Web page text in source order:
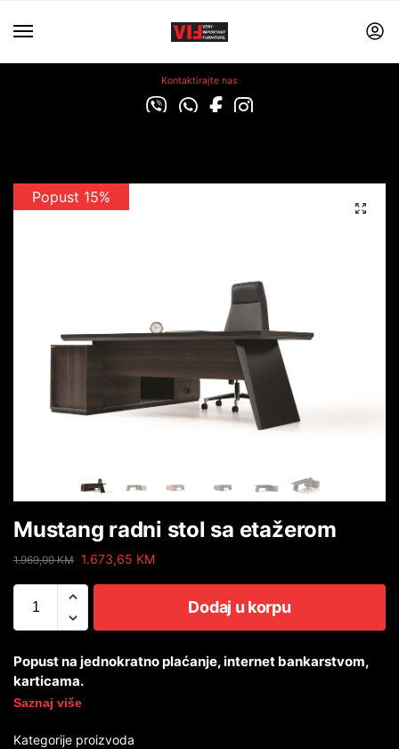
Kontaktirajte nas
Popust 15%
Mustang radni stol sa etažerom
1.969,00KM 1.673,65 KM
Dodaj u korpu
Popust na jednokratno plaćanje, internet bankarstvom,
karticama.
Saznaj više
Kategorije proizvoda